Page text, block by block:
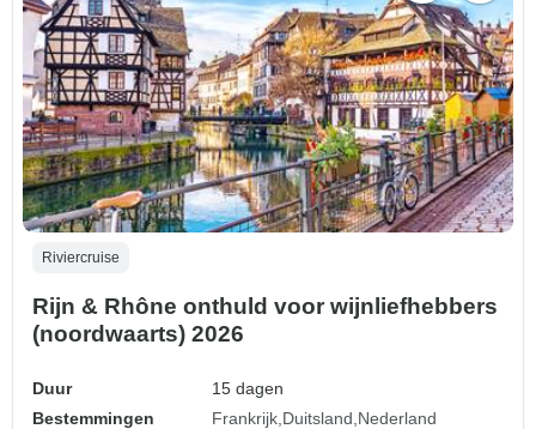
Riviercruise
Rijn & Rhône onthuld voor wijnliefhebbers
(noordwaarts) 2026
Duur
15 dagen
Bestemmingen
Frankrijk Duitsland Nederland